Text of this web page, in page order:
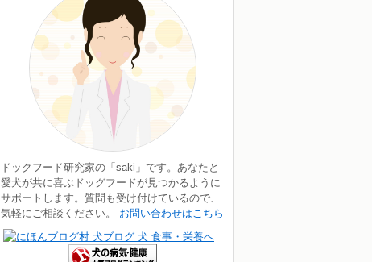
ドックフード研究家の「saki」です。あなたと
愛犬が共に喜ぶドッグフードが見つかるように
サポートします。質問も受け付けているので、
気軽にご相談ください。 お問い合わせはこちら